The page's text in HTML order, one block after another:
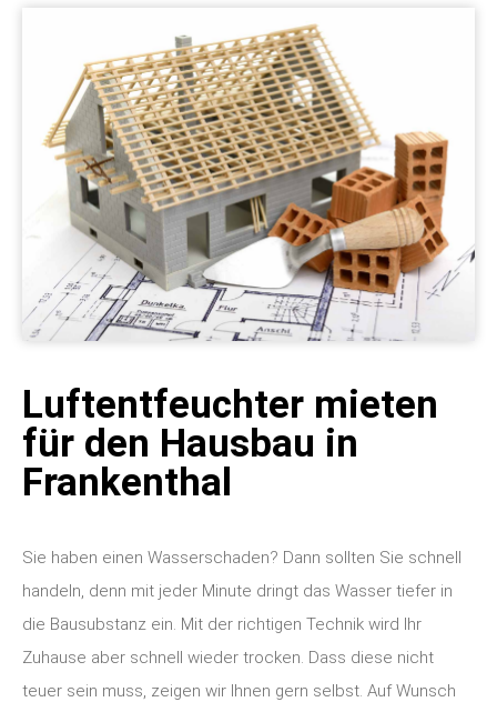
Luftentfeuchter mieten
für den Hausbau in
Frankenthal
Sie haben einen Wasserschaden? Dann sollten Sie schnell
handeln, denn mit jeder Minute dringt das Wasser tiefer in
die Bausubstanz ein. Mit der richtigen Technik wird Ihr
Zuhause aber schnell wieder trocken. Dass diese nicht
teuer sein muss, zeigen wir Ihnen gern selbst. Auf Wunsch